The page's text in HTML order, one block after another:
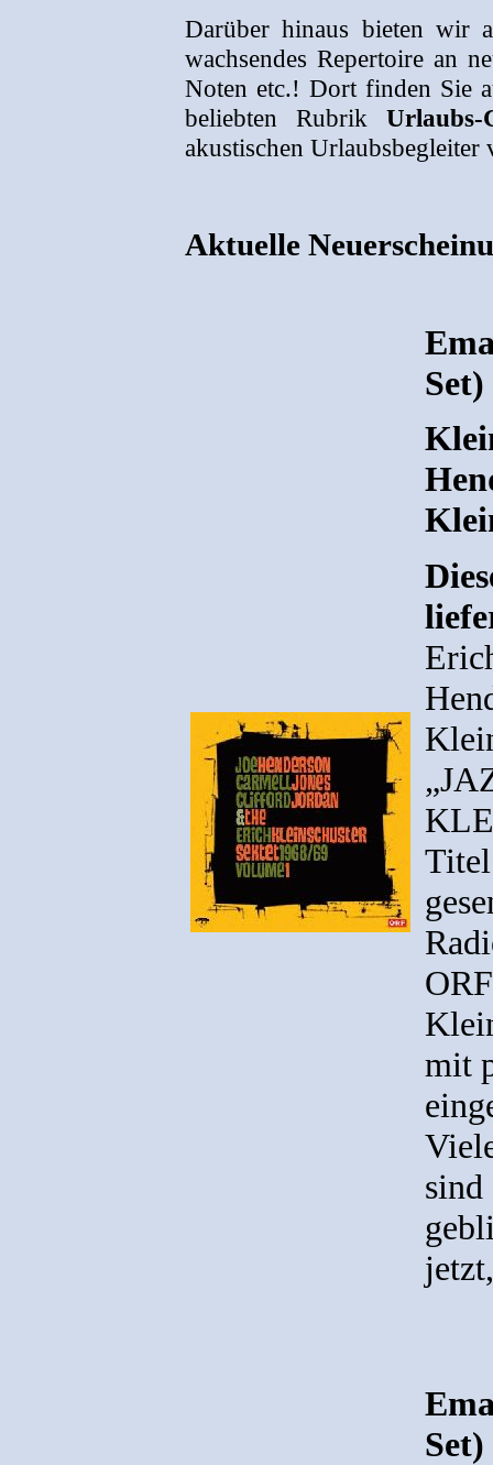
Darüber hinaus bieten wir
wachsendes Repertoire an
Noten etc.! Dort finden Sie
beliebten RubrikUrlaubs-
akustischen Urlaubsbegleiter
Aktuelle
Set)
mit
sind
Set)